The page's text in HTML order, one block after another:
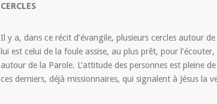
CERCLES
Il y a, dans ce récit d’évangile, plusieurs cercles autour
lui est celui de la foule assise, au plus prêt, pour
autour de la Parole. L’attitude des personnes est pleine
ces derniers, déjà missionnaires, qui signalent à Jésus la